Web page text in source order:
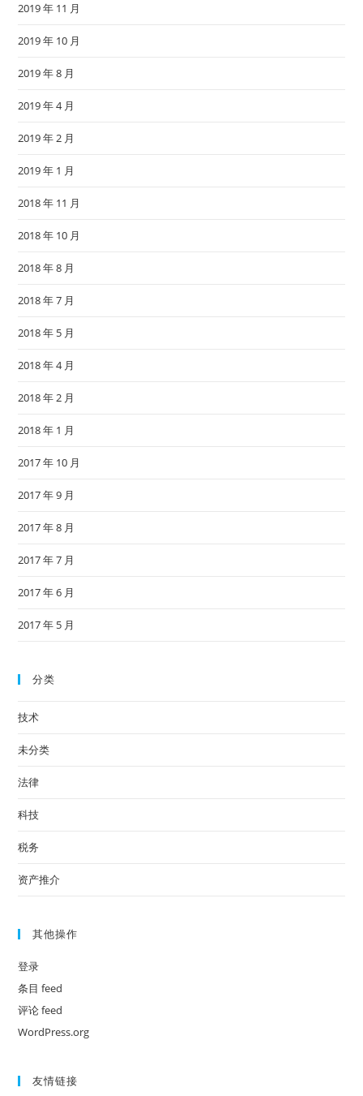
2019 年 11 月
2019 年 10 月
2019 年 8 月
2019 年 4 月
2019 年 2 月
2019 年 1 月
2018 年 11 月
2018 年 10 月
2018 年 8 月
2018 年 7 月
2018 年 5 月
2018 年 4 月
2018 年 2 月
2018 年 1 月
2017 年 10 月
2017 年 9 月
2017 年 8 月
2017 年 7 月
2017 年 6 月
2017 年 5 月
分类
技术
未分类
法律
科技
税务
资产推介
其他操作
登录
条目 feed
评论 feed
WordPress.org
友情链接